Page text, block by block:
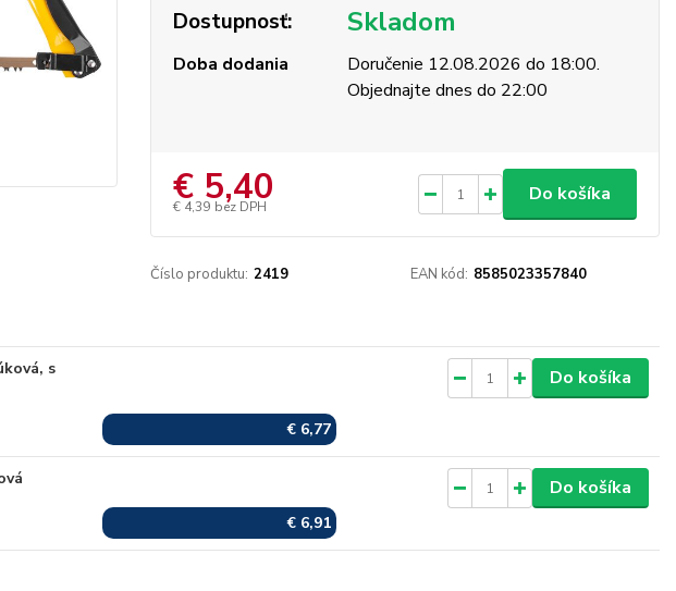
Dostupnosť: Skladom
Doba dodania
Doručenie 12.08.2026 do 18:00.
Objednajte dnes do 22:00
€ 5,40
€ 4,39 bez DPH
Do košíka
Číslo produktu: 2419 EAN kód: 8585023357840
s
€ 6,77
Do košíka
€ 6,91
Do košíka